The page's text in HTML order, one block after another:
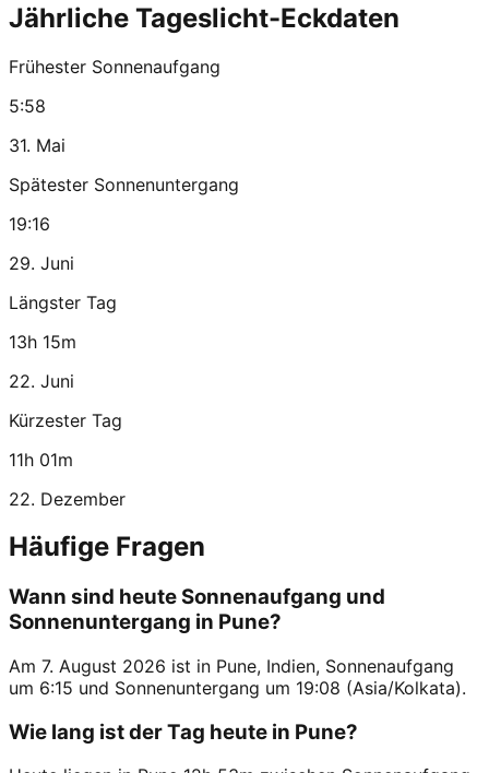
Jährliche Tageslicht-Eckdaten
Frühester Sonnenaufgang
5:58
31. Mai
Spätester Sonnenuntergang
19:16
29. Juni
Längster Tag
13h 15m
22. Juni
Kürzester Tag
11h 01m
22. Dezember
Häufige Fragen
Wann sind heute Sonnenaufgang und
Sonnenuntergang in Pune?
Am 7. August 2026 ist in Pune, Indien, Sonnenaufgang
um 6:15 und Sonnenuntergang um 19:08 (Asia/Kolkata).
Wie lang ist der Tag heute in Pune?